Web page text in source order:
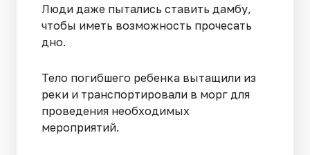
Люди даже пытались ставить дамбу,
чтобы иметь возможность прочесать
дно.
Тело погибшего ребенка вытащили из
реки и транспортировали в морг для
проведения необходимых
мероприятий.